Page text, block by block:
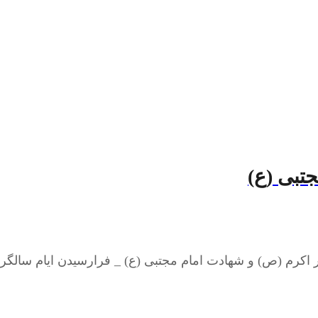
(ع)
اکرم (ص) و شهادت امام مجتبی (ع) _ فرارسیدن ایام